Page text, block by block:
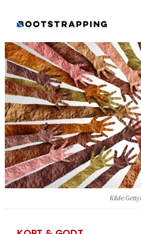
Kilde: Getty